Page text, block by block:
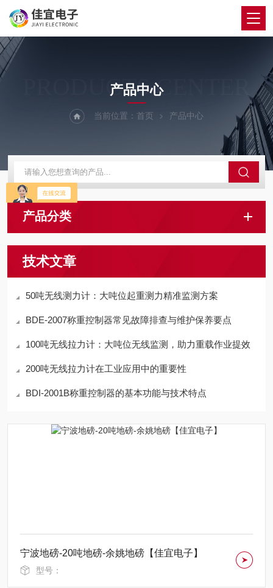
PRODUCTS CENTER
产品中心
当前位置： 首页 产品中心
产品分类
技术文章
50吨无线测力计：大吨位起重测力精准监测方案
BDE-2007称重控制器常见故障排查与维护保养要点
100吨无线拉力计：大吨位无线监测，助力重载作业提效
200吨无线拉力计在工业应用中的重要性
BDI-2001B称重控制器的基本功能与技术特点
宁波地磅-20吨地磅-余姚地磅【佳宜电子】
型号：